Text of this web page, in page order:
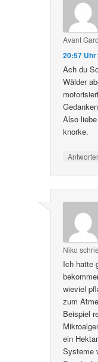
Avant
20:57 Uhr:
Ach du
Wälder
Also
knorke.
Niko
Ich hatte
wieviel
zum
Beispiel
ein
Systeme